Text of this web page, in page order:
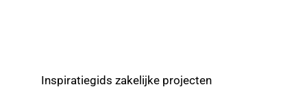
Inspiratiegids zakelijke projecten